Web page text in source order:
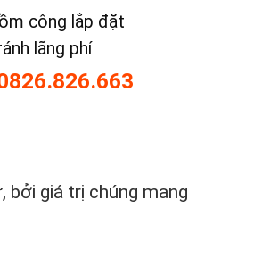
công lắp đặt
lãng phí
bởi giá trị chúng mang